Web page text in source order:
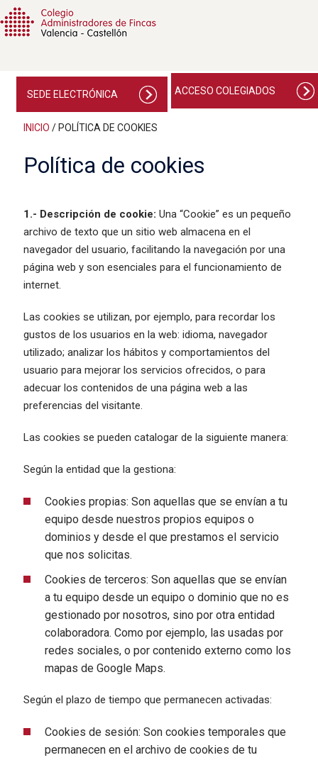
ACCESO COLEGIADOS
SEDE ELECTRÓNICA
INICIO / POLÍTICA DE COOKIES
Política de cookies
1.- Descripción de cookie: Una “Cookie” es un pequeño
archivo de texto que un sitio web almacena en el
navegador del usuario, facilitando la navegación por una
página web y son esenciales para el funcionamiento de
internet.
Las cookies se utilizan, por ejemplo, para recordar los
gustos de los usuarios en la web: idioma, navegador
utilizado; analizar los hábitos y comportamientos del
usuario para mejorar los servicios ofrecidos, o para
adecuar los contenidos de una página web a las
preferencias del visitante.
Las cookies se pueden catalogar de la siguiente manera:
Según la entidad que la gestiona:
Cookies propias: Son aquellas que se envían a tu
equipo desde nuestros propios equipos o
dominios y desde el que prestamos el servicio
que nos solicitas.
Cookies de terceros: Son aquellas que se envían
a tu equipo desde un equipo o dominio que no es
gestionado por nosotros, sino por otra entidad
colaboradora. Como por ejemplo, las usadas por
redes sociales, o por contenido externo como los
mapas de Google Maps.
Según el plazo de tiempo que permanecen activadas:
Cookies de sesión: Son cookies temporales que
permanecen en el archivo de cookies de tu